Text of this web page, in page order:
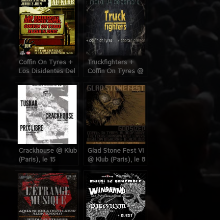
Coffin On Tyres +
Los Disidentes Del
Sucio Motel +
Flesh & Dust @
Klub (Paris), le 02
Juin 2011
Truckfighters +
Coffin On Tyres @
(Paris), le 04
Décembre 2012
Crackhouse @ Klub
(Paris), le 15
Novembre 2018
Glad Stone Fest VI
@ Klub (Paris), le 8